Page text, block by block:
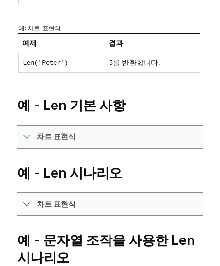
예: 차트 표현식
예제 결과
Len('Peter') 5를 반환합니다.
예 - Len 기본 사항
차트 표현식
예 - Len 시나리오
차트 표현식
예 - 문자열 조작을 사용한 Len
시나리오